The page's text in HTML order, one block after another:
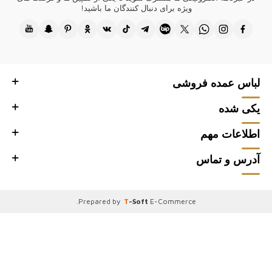
ترکی
کازیه، برای مشتریان فارسی‌زبان و بوتیک‌های عمده‌فروشی شما طراحی‌های
باکیفیت و مدرن ارائه می‌دهد. از مد زنده تهران گرفته تا سبک ظریف اصفهان و
شیک‌پوشی منحصر به فرد شیراز، کلکسیون‌های ما به هر سلیقه‌ای پاسخ
خواهند بود.
●از اینکه از فروشگاه عمده فروشی لباس زنانه ما، سایت فروش عمده Kazee
Official دیدن کردید، سپاسگزاریم.
ویژه برای دنبال کنندگان ما باشید!
لباس عمده فروشی
یکی شده
اطلاعات مهم
آدرس و تماس
Prepared by T-Soft E-Commerce
.